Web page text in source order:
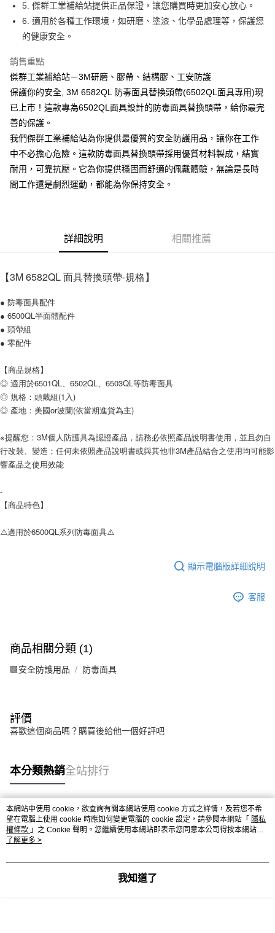
每筆NT$60
付款後7-11取貨
新竹物流(大件商品、貨量較大)
每筆NT$200，滿NT$5,000(含以上)免運費
5. 傑群工業補給站提供正品保證，讓您購買時更加安心放心。
6. 適用於各種工作環境，如研磨、塗漆、化學品處理等，保護您
的健康安全。
銷售重點
傑群工業補給站－3M研磨、膠帶、結構膠、工安防護
保護你的安全, 3M 6582QL 防毒面具替換頭帶(6502QL面具專用)現
已上市！這款專為6502QL面具設計的防毒面具替換頭帶，給你最完
善的保護。
我們傑群工業補給站為你提供最優質的安全防護用品，讓你在工作
中不必擔心危險。這款防毒面具替換頭帶採用優質材料製成，結實
耐用，可靠抗壓。它為你提供穩固而舒適的佩戴體驗，無論是長時
間工作還是劇烈運動，都能為你保持安全。
詳細說明 相關推薦
【3M 6582QL 面具替換頭帶-規格】
● 防毒面具配件
● 6500QL半面體配件
● 頭帶組
● 零配件
【商品規格】
◎ 適用於6501QL、6502QL、6503QL等防毒面具
◎ 規格：頭戴組(1入)
◎ 產地：美國or波蘭(依當期進貨為主)
※提醒您：3M個人防護具為認證產品，請務必依照產品說明書使用，並且勿自
行改裝、變造；任何未依照產品說明書或與其他非3M產品結合之使用均可能影
響產品之使用效能
-
【商品特色】
⚠️適用於6500QL系列防毒面具⚠️
顯示電腦版詳細說明
客服
商品相關分類 (1)
🟩安全防護用品 防毒面具
評價
喜歡這個商品嗎？購買後給他一個好評吧
本分類熱銷全站排行
熱門標籤
本網站中使用 cookie，欲查詢有關本網站使用 cookie 方式之詳情，及若您不希
望在電腦上使用 cookie 時應如何變更電腦的 cookie 設定，請參閱本網站「 隱私
權條款 」之 Cookie 聲明。您繼續使用本網站即表示您同意本公司得按本網站使
用條款之 Cookie 聲明使用 cookie。
了解更多 >
我知道了